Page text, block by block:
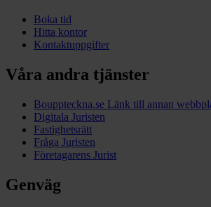
Boka tid
Hitta kontor
Kontaktuppgifter
Våra andra tjänster
Bouppteckna.se Länk till annan
Digitala Juristen
Fastighetsrätt
Fråga Juristen
Företagarens Jurist
Genväg